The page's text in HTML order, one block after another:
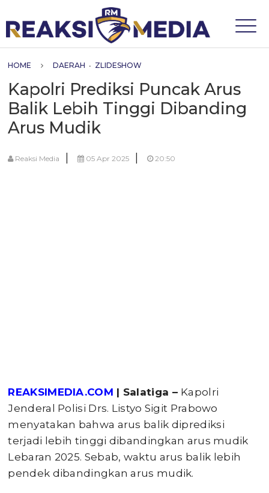
HOME DAERAH • ZLIDESHOW
Kapolri Prediksi Puncak Arus
Balik Lebih Tinggi Dibanding
Arus Mudik
Reaksi Media | 05 Apr 2025 | 20:50
REAKSIMEDIA.COM | Salatiga – Kapolri
Jenderal Polisi Drs. Listyo Sigit Prabowo
menyatakan bahwa arus balik diprediksi
terjadi lebih tinggi dibandingkan arus mudik
Lebaran 2025. Sebab, waktu arus balik lebih
pendek dibandingkan arus mudik.